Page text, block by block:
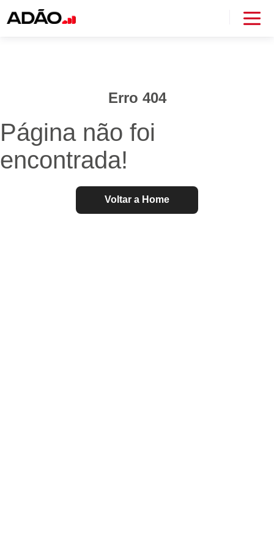
Erro 404
Página não foi
encontrada!
Voltar a Home